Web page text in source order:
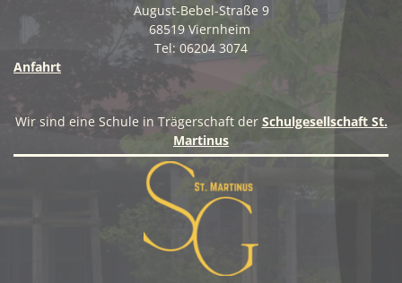
August-Bebel-Straße 9
68519 Viernheim
Tel: 06204 3074
Anfahrt
Wir sind eine Schule in Trägerschaft der Schulgesellschaft St.
Martinus